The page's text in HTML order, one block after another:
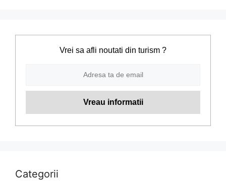
Vrei sa afli noutati din turism ?
Categorii